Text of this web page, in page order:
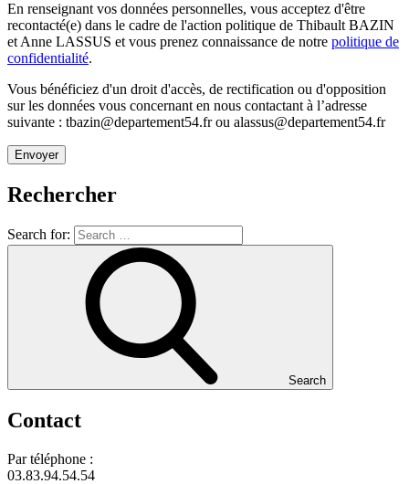
En renseignant vos données personnelles, vous acceptez d'être
recontacté(e) dans le cadre de l'action politique de Thibault BAZIN
et Anne LASSUS et vous prenez connaissance de notre politique de
confidentialité.
Vous bénéficiez d'un droit d'accès, de rectification ou d'opposition
sur les données vous concernant en nous contactant à l’adresse
suivante : tbazin@departement54.fr ou alassus@departement54.fr
Rechercher
Search for:
Search
Contact
Par téléphone :
03.83.94.54.54